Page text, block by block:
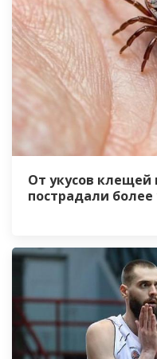
От укусов клещей
пострадали